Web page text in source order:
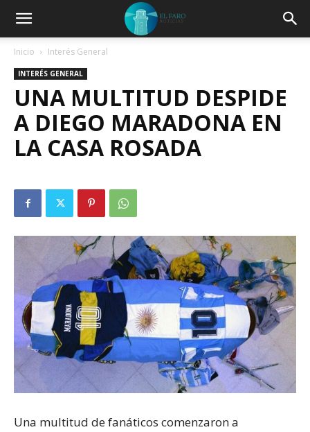
Inicio Interés General
INTERÉS GENERAL
UNA MULTITUD DESPIDE
A DIEGO MARADONA EN
LA CASA ROSADA
Una multitud de fanáticos comenzaron a